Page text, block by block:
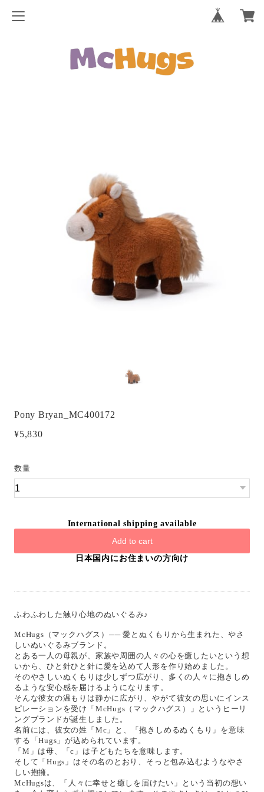
Pony Bryan_MC400172
¥5,830
数量
International shipping available
Add to cart
日本国内にお住まいの方向け
ふわふわした触り心地のぬいぐるみ♪
McHugs（マックハグス）── 愛とぬくもりから生まれた、やさ
しいぬいぐるみブランド。
とある一人の母親が、家族や周囲の人々の心を癒したいという想
いから、ひと針ひと針に愛を込めて人形を作り始めました。
そのやさしいぬくもりは少しずつ広がり、多くの人々に抱きしめ
るような安心感を届けるようになります。
そんな彼女の温もりは静かに広がり、やがて彼女の思いにインス
ピレーションを受け「McHugs（マックハグス）」というヒーリ
ングブランドが誕生しました。
名前には、彼女の姓「Mc」と、「抱きしめるぬくもり」を意味
する「Hugs」が込められています。
「M」は母、「c」は子どもたちを意味します。
そして「Hugs」はその名のとおり、そっと包み込むようなやさ
しい抱擁。
McHugsは、「人々に幸せと癒しを届けたい」という当初の想い